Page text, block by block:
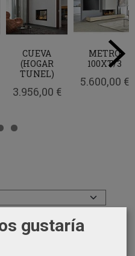
CUEVA
(HOGAR
TUNEL)
3.956,00 €
METRO
100XT/3
5.600,00 €
gustaría